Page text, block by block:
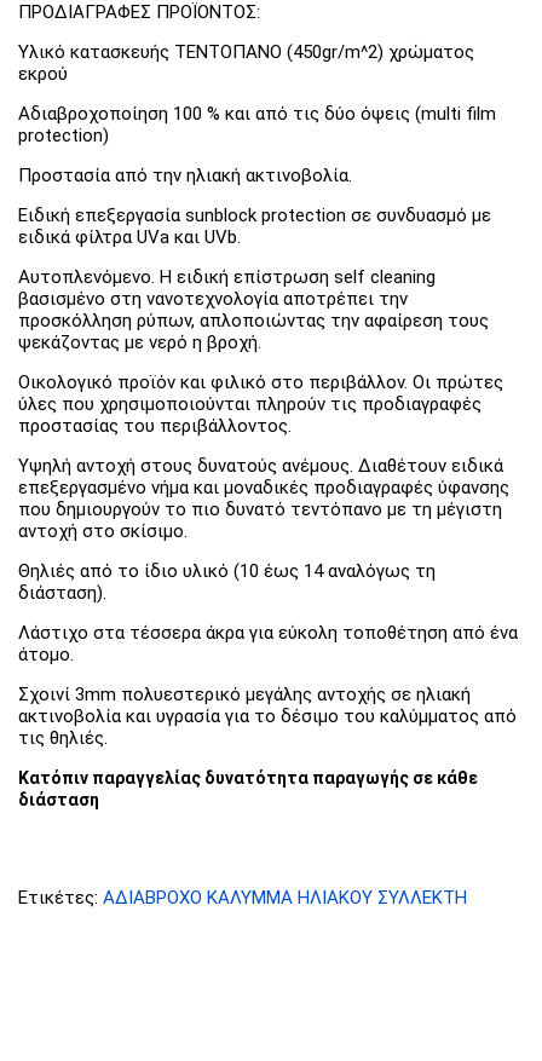
ΠΡΟΔΙΑΓΡΑΦΕΣ ΠΡΟΪΟΝΤΟΣ:
Υλικό κατασκευής ΤΕΝΤΟΠΑΝΟ (450gr/m^2) χρώματος
εκρού
Αδιαβροχοποίηση 100 % και από τις δύο όψεις (multi film
protection)
Προστασία από την ηλιακή ακτινοβολία.
Ειδική επεξεργασία sunblock protection σε συνδυασμό με
ειδικά φίλτρα UVa και UVb.
Αυτοπλενόμενο. Η ειδική επίστρωση self cleaning
βασισμένο στη νανοτεχνολογία αποτρέπει την
προσκόλληση ρύπων, απλοποιώντας την αφαίρεση τους
ψεκάζοντας με νερό η βροχή.
Οικολογικό προϊόν και φιλικό στο περιβάλλον. Οι πρώτες
ύλες που χρησιμοποιούνται πληρούν τις προδιαγραφές
προστασίας του περιβάλλοντος.
Υψηλή αντοχή στους δυνατούς ανέμους. Διαθέτουν ειδικά
επεξεργασμένο νήμα και μοναδικές προδιαγραφές ύφανσης
που δημιουργούν το πιο δυνατό τεντόπανο με τη μέγιστη
αντοχή στο σκίσιμο.
Θηλιές από το ίδιο υλικό (10 έως 14 αναλόγως τη
διάσταση).
Λάστιχο στα τέσσερα άκρα για εύκολη τοποθέτηση από ένα
άτομο.
Σχοινί 3mm πολυεστερικό μεγάλης αντοχής σε ηλιακή
ακτινοβολία και υγρασία για το δέσιμο του καλύμματος από
τις θηλιές.
Κατόπιν παραγγελίας δυνατότητα παραγωγής σε κάθε
διάσταση
Ετικέτες: ΑΔΙΑΒΡΟΧΟ ΚΑΛΥΜΜΑ ΗΛΙΑΚΟΥ ΣΥΛΛΕΚΤΗ